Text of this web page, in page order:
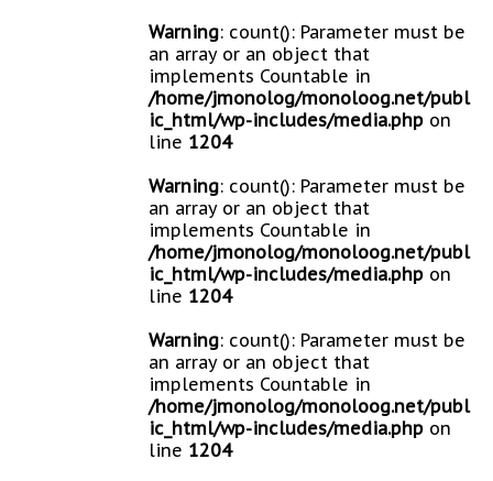
Warning: count(): Parameter must be
an array or an object that
implements Countable in
/home/jmonolog/monoloog.net/publ
ic_html/wp-includes/media.php on
line 1204
Warning: count(): Parameter must be
an array or an object that
implements Countable in
/home/jmonolog/monoloog.net/publ
ic_html/wp-includes/media.php on
line 1204
Warning: count(): Parameter must be
an array or an object that
implements Countable in
/home/jmonolog/monoloog.net/publ
ic_html/wp-includes/media.php on
line 1204